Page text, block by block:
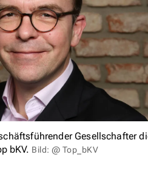
Gesellschafter
bKV. Bild: @ Top_bKV